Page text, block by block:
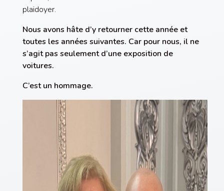
plaidoyer.
Nous avons hâte d’y retourner cette année et
toutes les années suivantes. Car pour nous, il ne
s’agit pas seulement d’une exposition de
voitures.
C’est un hommage.